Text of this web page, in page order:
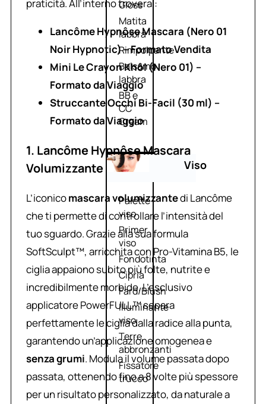
Gloss
Matita
labbra
Rimpolpante
Balsamo
labbra
BB e
CC
Cream
Viso
Palette
viso
Primer
viso
Fondotinta
Cipria
Fard/Blush
Illuminante
viso
Terre
abbronzanti
Fissatore
trucco
praticità. All’interno troverai:
Lancôme Hypnôse Mascara (Nero 01
Noir Hypnotic) – Formato Vendita
Mini Le Crayon Khôl (Nero 01) –
Formato da Viaggio
Struccante Occhi Bi-Facil (30 ml) –
Formato da Viaggio
1. Lancôme Hypnôse Mascara
Volumizzante
L’iconicomascara volumizzantedi Lancôme
che ti permette di controllare l’intensità del
tuo sguardo. Grazie alla sua formula
SoftSculpt™, arricchita con Pro-Vitamina B5, le
ciglia appaiono subito più folte, nutrite e
incredibilmente morbide. L’esclusivo
applicatore PowerFULL™ separa
perfettamente le ciglia dalla radice alla punta,
garantendo un’applicazione omogenea e
senza grumi. Modula il volume passata dopo
passata, ottenendo fino a 8 volte più spessore
per un risultato personalizzato, da naturale a